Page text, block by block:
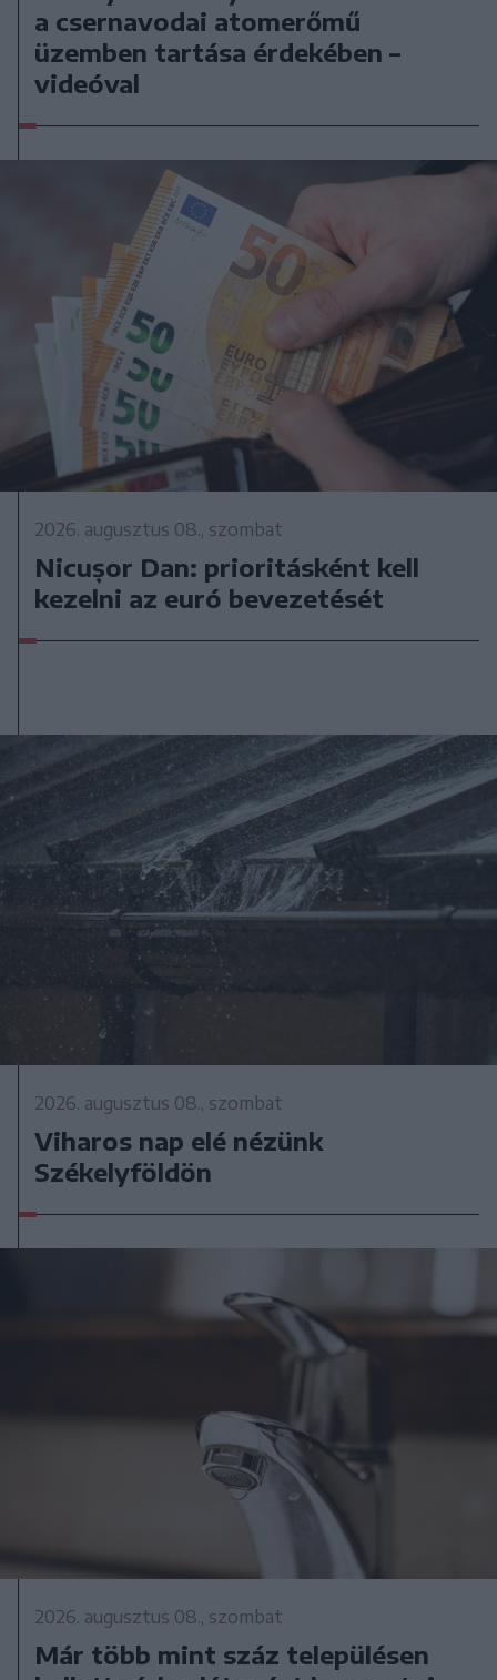
a csernavodai atomerőmű
üzemben tartása érdekében –
videóval
2026. augusztus 08., szombat
Nicușor Dan: prioritásként kell
kezelni az euró bevezetését
2026. augusztus 08., szombat
Viharos nap elé nézünk
Székelyföldön
2026. augusztus 08., szombat
Már több mint száz településen